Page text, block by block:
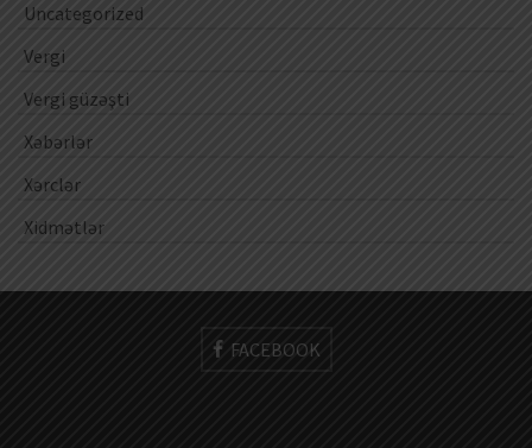
Uncategorized
Vergi
Vergi güzəşti
Xəbərlər
Xərclər
Xidmətlər
FACEBOOK